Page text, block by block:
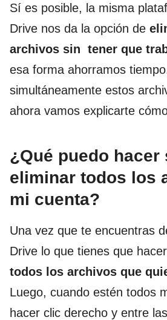
Sí es posible, la misma
Drive nos da la opción de
archivos sin tener que
esa forma ahorramos
simultáneamente estos
ahora vamos explicarte
¿Qué puedo hacer
eliminar todos los
mi cuenta?
Una vez que te encuentras
Drive lo que tienes que
todos los archivos que
Luego, cuando estén todos
hacer clic derecho y entre